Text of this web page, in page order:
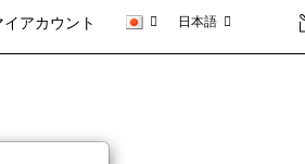
イアカウント 日本語